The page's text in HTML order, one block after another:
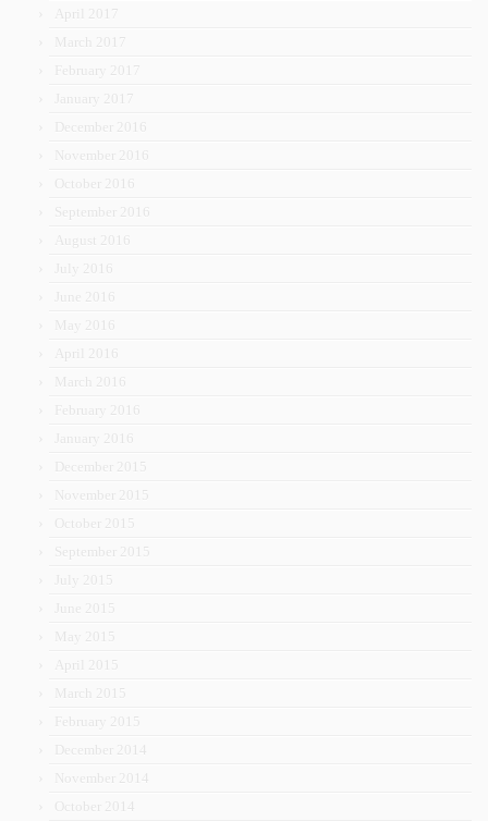
April 2017
March 2017
February 2017
January 2017
December 2016
November 2016
October 2016
September 2016
August 2016
July 2016
June 2016
May 2016
April 2016
March 2016
February 2016
January 2016
December 2015
November 2015
October 2015
September 2015
July 2015
June 2015
May 2015
April 2015
March 2015
February 2015
December 2014
November 2014
October 2014